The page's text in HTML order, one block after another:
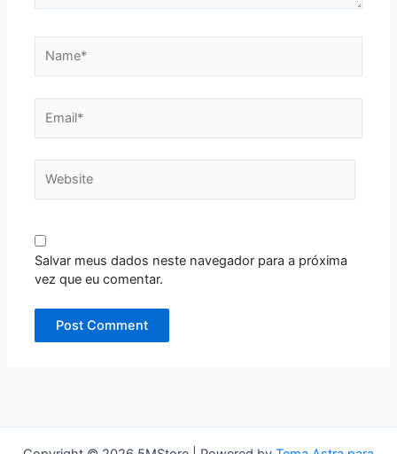
Salvar meus dados neste navegador para a próxima
vez que eu comentar.